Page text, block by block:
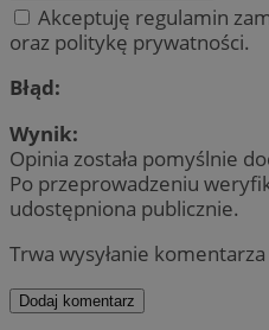
Akceptuję regulamin
oraz politykę prywatności.
Błąd:
Wynik:
Opinia została pomyślnie
Po przeprowadzeniu
udostępniona publicznie.
Trwa wysyłanie komentarza
Dodaj komentarz